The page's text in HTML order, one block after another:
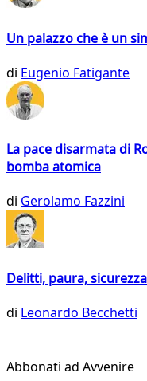
Un palazzo che è un
di Eugenio Fatigante
La pace disarmata di
bomba atomica
di Gerolamo Fazzini
Delitti, paura,
di Leonardo Becchetti
Abbonati ad Avvenire